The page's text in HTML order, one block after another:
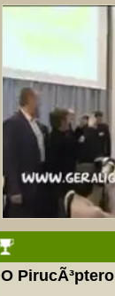
O PirucÃ³ptero